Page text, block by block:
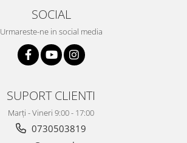
SOCIAL
Urmareste-ne in social media
SUPORT CLIENTI
Marți - Vineri 9:00 - 17:00
0730503819